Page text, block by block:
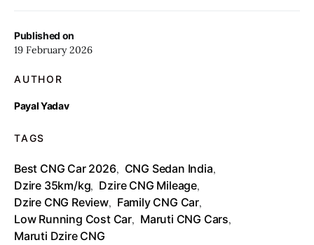
Published on
19 February 2026
AUTHOR
Payal Yadav
TAGS
Best CNG Car 2026, CNG Sedan India,
Dzire 35km/kg, Dzire CNG Mileage,
Dzire CNG Review, Family CNG Car,
Low Running Cost Car, Maruti CNG Cars,
Maruti Dzire CNG